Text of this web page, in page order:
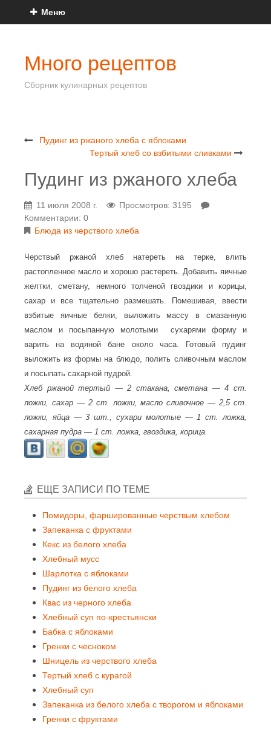
Меню
Много рецептов
Сборник кулинарных рецептов
Пудинг из ржаного хлеба с яблоками
Тертый хлеб со взбитыми сливками
Пудинг из ржаного хлеба
11 июля 2008 г.
Просмотров: 3195
Комментарии: 0
Блюда из черствого хлеба
Черствый ржаной хлеб натереть на терке, влить
растопленное масло и хорошо растереть. Добавить яичные
желтки, сметану, немного толченой гвоздики и корицы,
сахар и все тщательно размешать. Помешивая, ввести
взбитые яичные белки, выложить массу в смазанную
маслом и посыпанную молотыми
сухарями форму и
варить на водяной бане около часа. Готовый пудинг
выложить из формы на блюдо, полить сливочным маслом
и посыпать сахарной пудрой.
Хлеб ржаной тертый — 2 стакана, сметана — 4 ст.
ложки, сахар — 2 ст. ложки, масло сливочное — 2,5 ст.
ложки, яйца — 3 шт., сухари молотые — 1 ст. ложка,
сахарная пудра — 1 ст. ложка, гвоздика, корица.
ЕЩЕ ЗАПИСИ ПО ТЕМЕ
Помидоры, фаршированные черствым хлебом
Запеканка с фруктами
Кекс из белого хлеба
Хлебный мусс
Шарлотка с яблоками
Пудинг из белого хлеба
Квас из черного хлеба
Хлебный суп по-крестьянски
Бабка с яблоками
Гренки с чесноком
Шницель из черствого хлеба
Тертый хлеб с курагой
Хлебный суп
Запеканка из белого хлеба с творогом и яблоками
Гренки с фруктами